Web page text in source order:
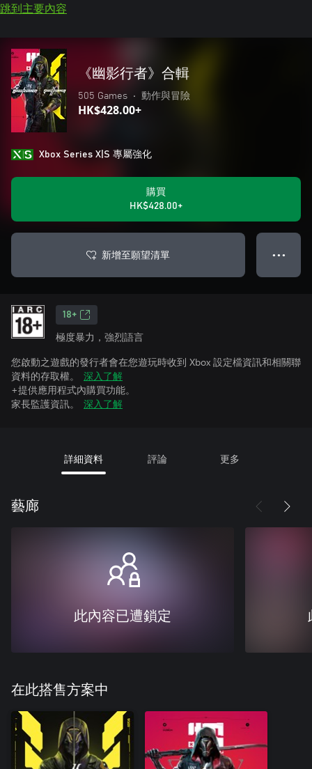
跳到主要內容
《幽影行者》合輯
505 Games • 動作與冒險
HK$428.00+
Xbox Series X|S 專屬強化
購買
HK$428.00+
新增至願望清單 ● ● ●
18+
極度暴力，強烈語言
您啟動之遊戲的發行者會在您遊玩時收到 Xbox 設定檔資訊和相關聯
資料的存取權。
深入了解
+提供應用程式內購買功能。
家長監護資訊。
深入了解
詳細資料 評論 更多
藝廊
此內容已遭鎖定
在此搭售方案中